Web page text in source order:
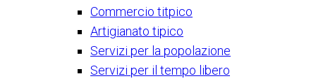
Commercio titpico
Artigianato tipico
Servizi per la popolazione
Servizi per il tempo libero